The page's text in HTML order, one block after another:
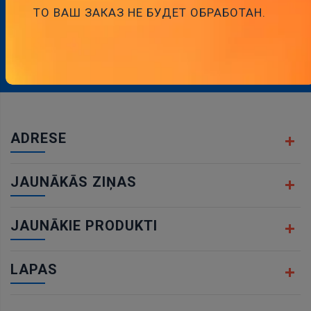
ABONĒJIET MŪSU BIĻETENU
ADRESE
JAUNĀKĀS ZIŅAS
JAUNĀKIE PRODUKTI
LAPAS
ТО ВАШ ЗАКАЗ НЕ БУДЕТ ОБРАБОТАН.